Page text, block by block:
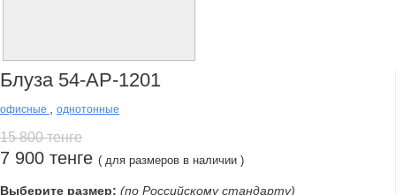
Блуза 54-АР-1201
офисные однотонные
15 800 тенге
7 900 тенге ( для размеров в наличии )
Выберите размер: (по Российскому стандарту)